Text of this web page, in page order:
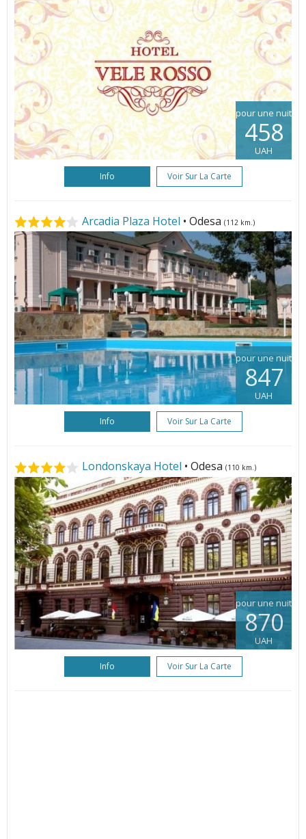
pour une nuit
458
UAH
Info Voir Sur La Carte
Arcadia Plaza Hotel • Odesa (112 km.)
pour une nuit
847
UAH
Info Voir Sur La Carte
Londonskaya Hotel • Odesa (110 km.)
pour une nuit
870
UAH
Info Voir Sur La Carte